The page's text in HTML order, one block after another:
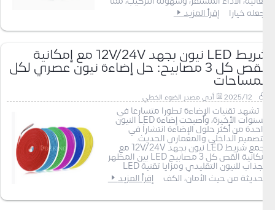
يجعله خيارا
إقرأ المزيد
شريط LED نيون بجهد 12V/24V مع إمكانية
القص كل 3 مصابيح: حل إضاءة نيون عصري لكل
المساحات
2025/12 أدى مصدر الضوء الخطي
تشهد تقنيات الإضاءة تطوراً متسارعاً في
السنوات الأخيرة، وأصبحت إضاءة LED النيون
واحدة من أكثر حلول الإضاءة انتشاراً في
التصميم الداخلي والمعماري الحديث.
يجمع شريط LED نيون بجهد 12V/24V مع
إمكانية القص كل 3 مصابيح LED بين المظهر
الجذاب للنيون التقليدي ومزايا تقنية LED
الحديثة من حيث الأمان، الكف
إقرأ المزيد